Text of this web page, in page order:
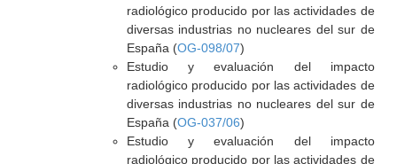
radiológico producido por las actividades de
diversas industrias no nucleares del sur de
España (OG-098/07)
Estudio y evaluación del impacto
radiológico producido por las actividades de
diversas industrias no nucleares del sur de
España (OG-037/06)
Estudio y evaluación del impacto
radiológico producido por las actividades de